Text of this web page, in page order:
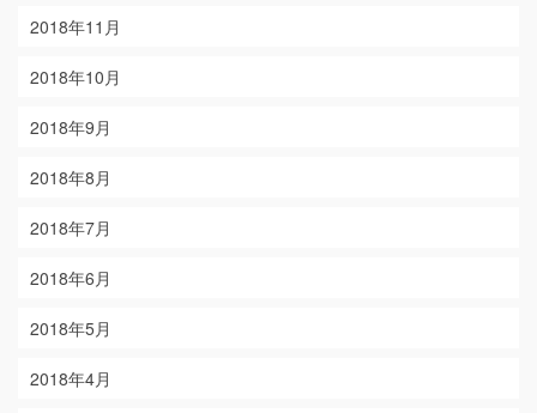
2018年11月
2018年10月
2018年9月
2018年8月
2018年7月
2018年6月
2018年5月
2018年4月